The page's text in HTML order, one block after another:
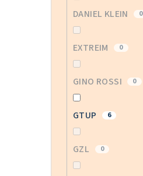
DANIEL KLEIN 0
EXTREIM 0
GINO ROSSI 0
GTUP 6
GZL 0